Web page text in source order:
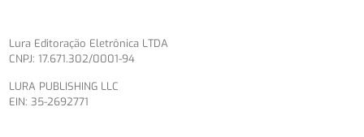
Lura Editoração Eletrônica LTDA
CNPJ: 17.671.302/0001-94
LURA PUBLISHING LLC
EIN: 35-2692771